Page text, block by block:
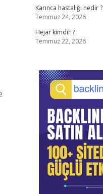
Karınca hastalığı nedir ?
Temmuz 24, 2026
Hejar kimdir ?
Temmuz 22, 2026